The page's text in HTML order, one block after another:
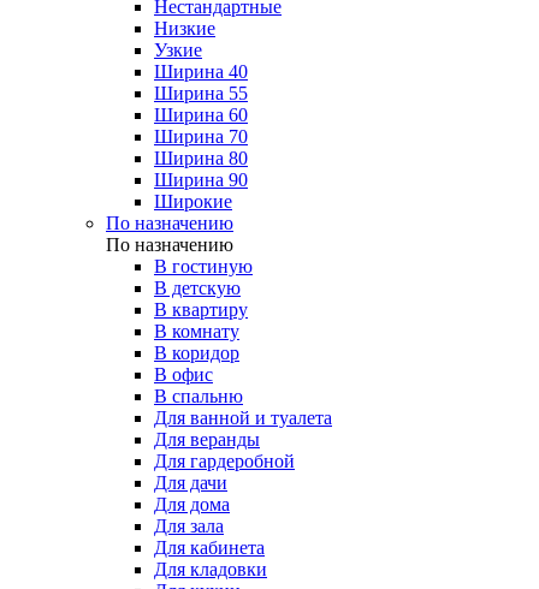
Нестандартные
Низкие
Узкие
Ширина 40
Ширина 55
Ширина 60
Ширина 70
Ширина 80
Ширина 90
Широкие
По назначению
По назначению
В гостиную
В детскую
В квартиру
В комнату
В коридор
В офис
В спальню
Для ванной и туалета
Для веранды
Для гардеробной
Для дачи
Для дома
Для зала
Для кабинета
Для кладовки